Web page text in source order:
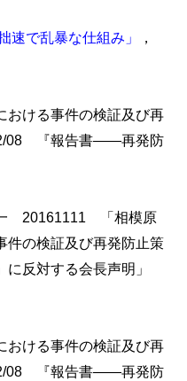
拙速で乱暴な仕組み」
，
ける事件の検証及び再
08 『報告書――再発防
20161111 「相模原
件の検証及び再発防止策
反対する会長声明」
ける事件の検証及び再
08 『報告書――再発防